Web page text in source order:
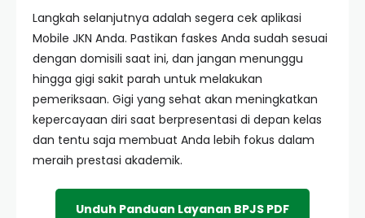
Langkah selanjutnya adalah segera cek aplikasi
Mobile JKN Anda. Pastikan faskes Anda sudah sesuai
dengan domisili saat ini, dan jangan menunggu
hingga gigi sakit parah untuk melakukan
pemeriksaan. Gigi yang sehat akan meningkatkan
kepercayaan diri saat berpresentasi di depan kelas
dan tentu saja membuat Anda lebih fokus dalam
meraih prestasi akademik.
Unduh Panduan Layanan BPJS PDF